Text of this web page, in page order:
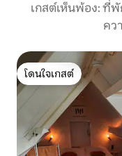
เกสต์เห็นพ้อง: ที่
คว
โดนใจเกสต์
โดนใจเกสต์